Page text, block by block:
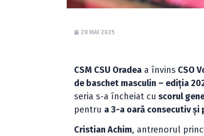
28 MAI 2025
CSM CSU Oradea a învins CSO
de baschet masculin – ediția
seria s-a încheiat cu scorul
pentru a 3-a oară consecutiv
Cristian Achim, antrenorul